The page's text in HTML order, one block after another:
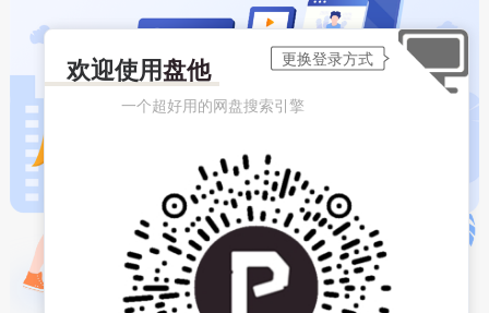
欢迎使用盘他
一个超好用的网盘搜索引擎